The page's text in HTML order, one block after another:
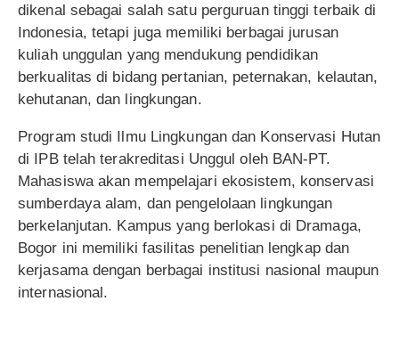
dikenal sebagai salah satu perguruan tinggi terbaik di
Indonesia, tetapi juga memiliki berbagai jurusan
kuliah unggulan yang mendukung pendidikan
berkualitas di bidang pertanian, peternakan, kelautan,
kehutanan, dan lingkungan.
Program studi Ilmu Lingkungan dan Konservasi Hutan
di IPB telah terakreditasi Unggul oleh BAN-PT.
Mahasiswa akan mempelajari ekosistem, konservasi
sumberdaya alam, dan pengelolaan lingkungan
berkelanjutan. Kampus yang berlokasi di Dramaga,
Bogor ini memiliki fasilitas penelitian lengkap dan
kerjasama dengan berbagai institusi nasional maupun
internasional.